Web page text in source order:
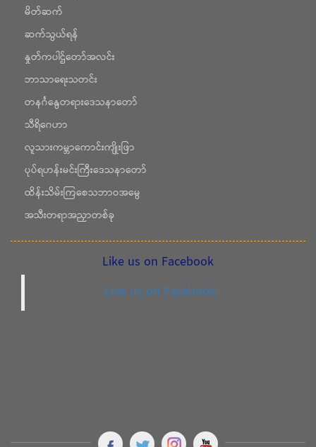
မိတ်ဆက်
ဆက်သွယ်ရန်
နှုတ်ကပါဌ်တော်အလင်း
ဘာသာရေးသတင်း
တနင်္ဂနွေတရားဒေသနာတော်
သီရိဂေဟာ
လူသားကမ္ဘာကောင်းကျိုးဖြာ
ပုပ်ရဟန်းမင်းကြီးဒေသနာတော်
ထိန်းသိမ်းကြစေသဘာဝအမွေ
အသီးတရာအညှာတစ်ခု
Like us on Facebook
Like us on Facebook